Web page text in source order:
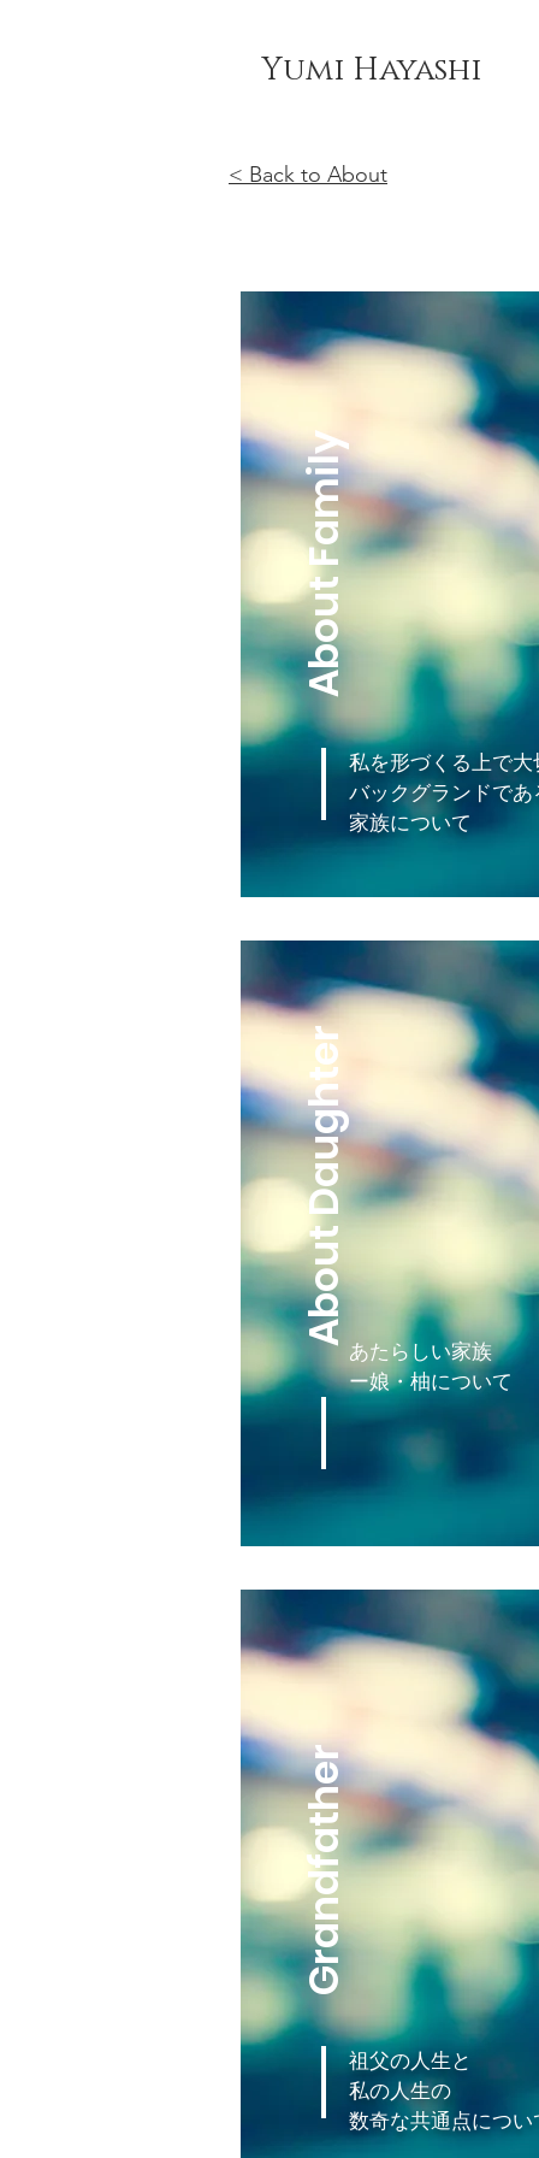
< Back to About
About Family
私を形づくる上で大
バックグランドであ
家族について
About Daughter
​​あたらしい家族
ー娘・柚について
Grandfather
祖父の人生と
私の人生の
数奇な共通点につい
Yumi Hayashi